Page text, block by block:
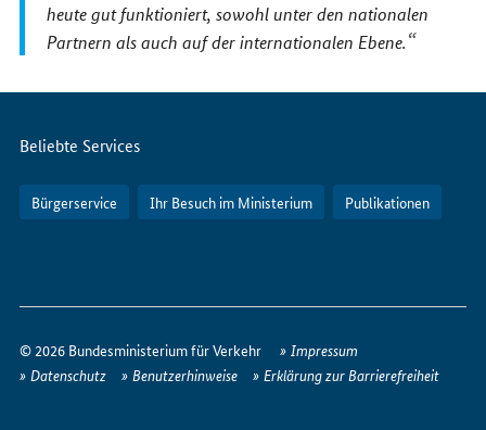
heute gut funktioniert, sowohl unter den nationalen
Partnern als auch auf der internationalen Ebene.
Servicemenü
Beliebte Services
Bürgerservice Ihr Besuch im Ministerium Publikationen
erreichen
Sie
© 2026 Bundesministerium für Verkehr
Impressum
Datenschutz
Benutzerhinweise Erklärung zur Barrierefreiheit